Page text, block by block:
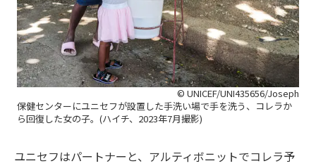
© UNICEF/UNI435656/Joseph
保健センターにユニセフが設置した手洗い場で手を洗う、コレラか
ら回復した女の子。(ハイチ、2023年7月撮影)
ユニセフはパートナーと、アルティボニットでコレラ予